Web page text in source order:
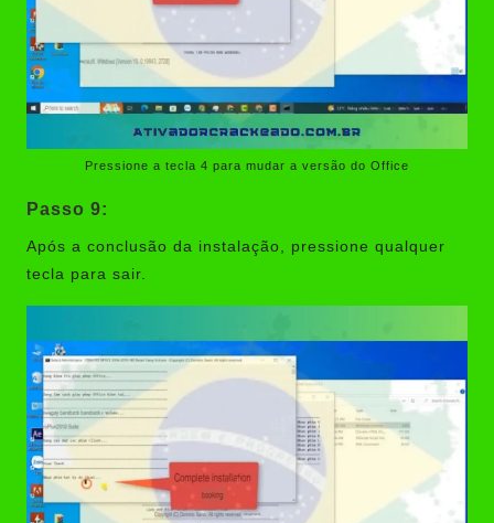
Pressione a tecla 4 para mudar a versão do Office
Passo 9:
Após a conclusão da instalação, pressione qualquer
tecla para sair.